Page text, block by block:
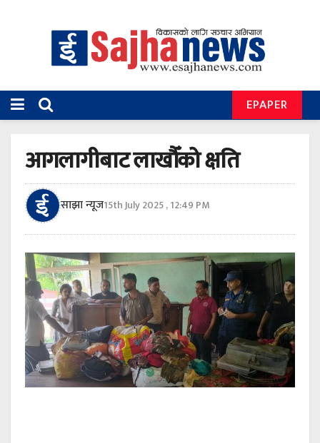
EPAPER
आगलागीबाट लाखौँको क्षति
साझा न्यूज15th July 2025 , 12:49 PM